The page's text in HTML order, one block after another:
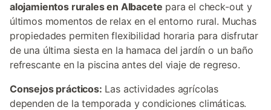
alojamientos rurales en Albacete para el check-out y
últimos momentos de relax en el entorno rural. Muchas
propiedades permiten flexibilidad horaria para disfrutar
de una última siesta en la hamaca del jardín o un baño
refrescante en la piscina antes del viaje de regreso.
Consejos prácticos: Las actividades agrícolas
dependen de la temporada y condiciones climáticas.